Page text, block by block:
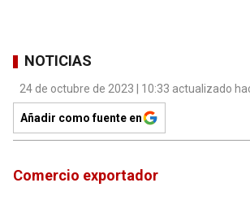
NOTICIAS
24 de octubre de 2023 | 10:33 actualizado
Añadir como fuente en
Comercio exportador